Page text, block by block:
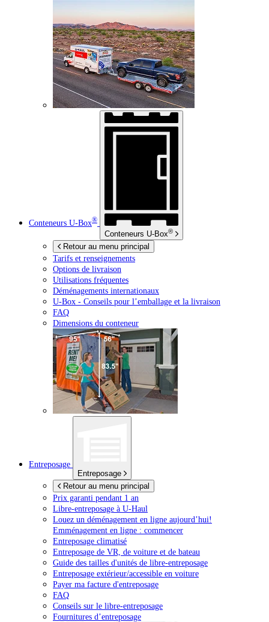
Conteneurs U-Box®
Conteneurs U-Box®
Retour au menu principal
Tarifs et renseignements
Options de livraison
Utilisations fréquentes
Déménagements internationaux
U-Box - Conseils pour l’emballage et la livraison
FAQ
Dimensions du conteneur
Entreposage
Entreposage
Retour au menu principal
Prix garanti pendant 1 an
Libre-entreposage à U-Haul
Louez un déménagement en ligne aujourd’hui!
Emménagement en ligne : commencer
Entreposage climatisé
Entreposage de VR, de voiture et de bateau
Guide des tailles d'unités de libre-entreposage
Entreposage extérieur/accessible en voiture
Payer ma facture d'entreposage
FAQ
Conseils sur le libre-entreposage
Fournitures d’entreposage